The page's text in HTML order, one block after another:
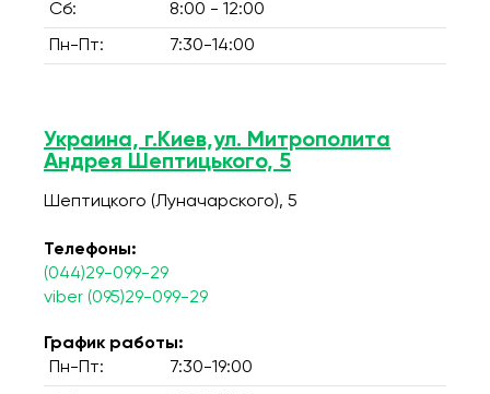
Сб:
8:00 - 12:00
Пн-Пт: 7:30-14:00
Украина, г.Киев,ул. Митрополита
Андрея Шептицького, 5
Шептицкого (Луначарского), 5
Телефоны:
(044)29-099-29
viber (095)29-099-29
График работы:
Пн-Пт:
7:30-19:00